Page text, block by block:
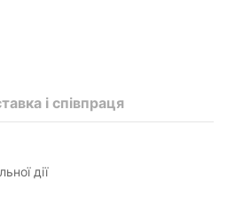
і співпраця
дії